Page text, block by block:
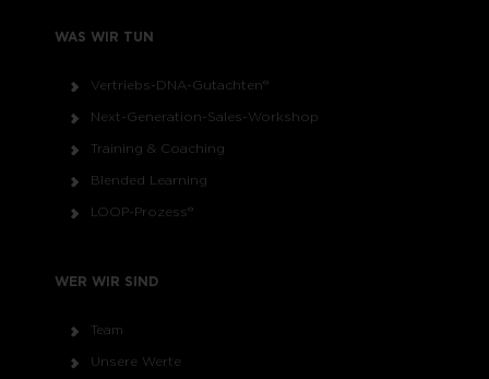
WAS WIR TUN
Vertriebs-DNA-Gutachten®
Next-Generation-Sales-Workshop
Training & Coaching
Blended Learning
LOOP-Prozess®
WER WIR SIND
Team
Unsere Werte